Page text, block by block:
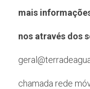
mais
nos através dos
chamada rede